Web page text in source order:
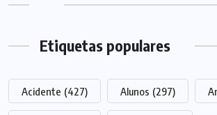
Etiquetas populares
Acidente (427) Alunos (297)